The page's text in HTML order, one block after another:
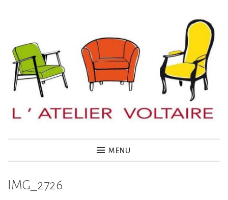
contenu
principal
MENU
IMG_2726